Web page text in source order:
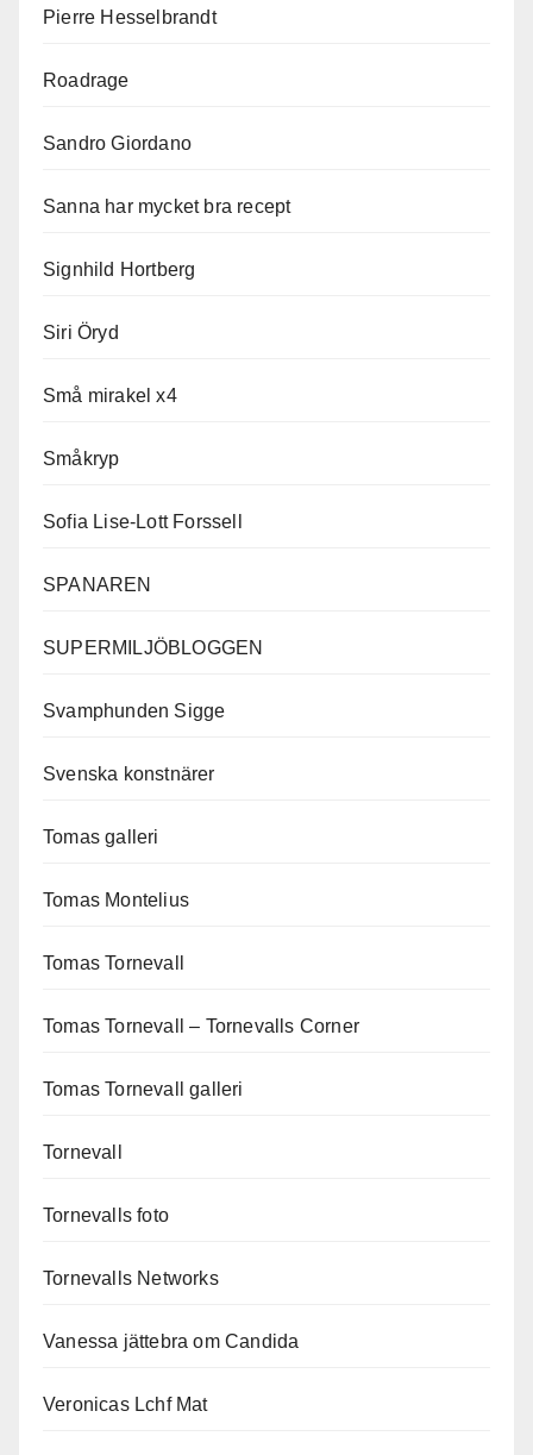
Pierre Hesselbrandt
Roadrage
Sandro Giordano
Sanna har mycket bra recept
Signhild Hortberg
Siri Öryd
Små mirakel x4
Småkryp
Sofia Lise-Lott Forssell
SPANAREN
SUPERMILJÖBLOGGEN
Svamphunden Sigge
Svenska konstnärer
Tomas galleri
Tomas Montelius
Tomas Tornevall
Tomas Tornevall – Tornevalls Corner
Tomas Tornevall galleri
Tornevall
Tornevalls foto
Tornevalls Networks
Vanessa jättebra om Candida
Veronicas Lchf Mat